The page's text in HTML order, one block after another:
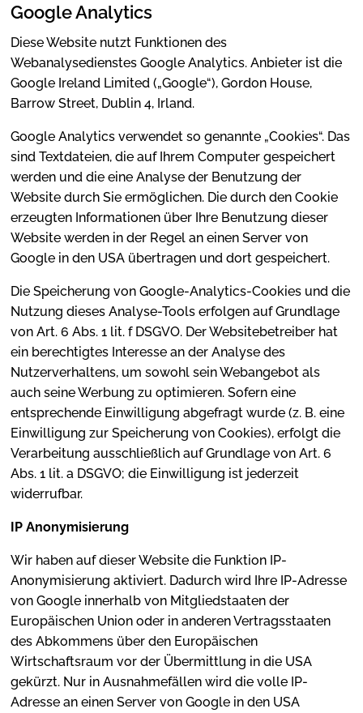
Google Analytics
Diese Website nutzt Funktionen des
Webanalysedienstes Google Analytics. Anbieter ist die
Google Ireland Limited („Google“), Gordon House,
Barrow Street, Dublin 4, Irland.
Google Analytics verwendet so genannte „Cookies“. Das
sind Textdateien, die auf Ihrem Computer gespeichert
werden und die eine Analyse der Benutzung der
Website durch Sie ermöglichen. Die durch den Cookie
erzeugten Informationen über Ihre Benutzung dieser
Website werden in der Regel an einen Server von
Google in den USA übertragen und dort gespeichert.
Die Speicherung von Google-Analytics-Cookies und die
Nutzung dieses Analyse-Tools erfolgen auf Grundlage
von Art. 6 Abs. 1 lit. f DSGVO. Der Websitebetreiber hat
ein berechtigtes Interesse an der Analyse des
Nutzerverhaltens, um sowohl sein Webangebot als
auch seine Werbung zu optimieren. Sofern eine
entsprechende Einwilligung abgefragt wurde (z. B. eine
Einwilligung zur Speicherung von Cookies), erfolgt die
Verarbeitung ausschließlich auf Grundlage von Art. 6
Abs. 1 lit. a DSGVO; die Einwilligung ist jederzeit
widerrufbar.
IP Anonymisierung
Wir haben auf dieser Website die Funktion IP-
Anonymisierung aktiviert. Dadurch wird Ihre IP-Adresse
von Google innerhalb von Mitgliedstaaten der
Europäischen Union oder in anderen Vertragsstaaten
des Abkommens über den Europäischen
Wirtschaftsraum vor der Übermittlung in die USA
gekürzt. Nur in Ausnahmefällen wird die volle IP-
Adresse an einen Server von Google in den USA